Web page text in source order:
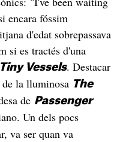
encara fóssim
d'edat sobrepassava
si es tractés d'una
Tiny Vessels. Destacar
la lluminosa The
de Passenger
Un dels pocs
va ser quan va